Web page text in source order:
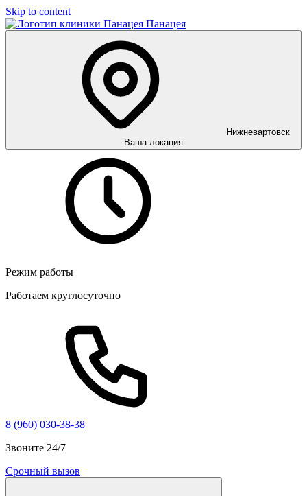
Skip to content
Панацея
Нижневартовск
Ваша локация
Режим работы
Работаем круглосуточно
8 (960) 030-38-38
Звоните 24/7
Срочный вызов